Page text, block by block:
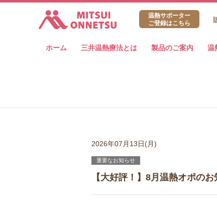
三井温熱株式会社
温熱サポーター
ご登録はこちら
ホーム 三井温熱療法とは 製品のご案内 温
2026年07月13日(月)
重要なお知らせ
【大好評！】8月温熱オポの